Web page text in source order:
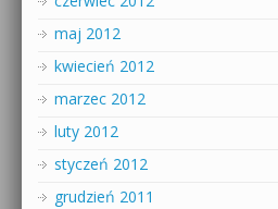
maj 2012
kwiecień 2012
marzec 2012
luty 2012
styczeń 2012
grudzień 2011